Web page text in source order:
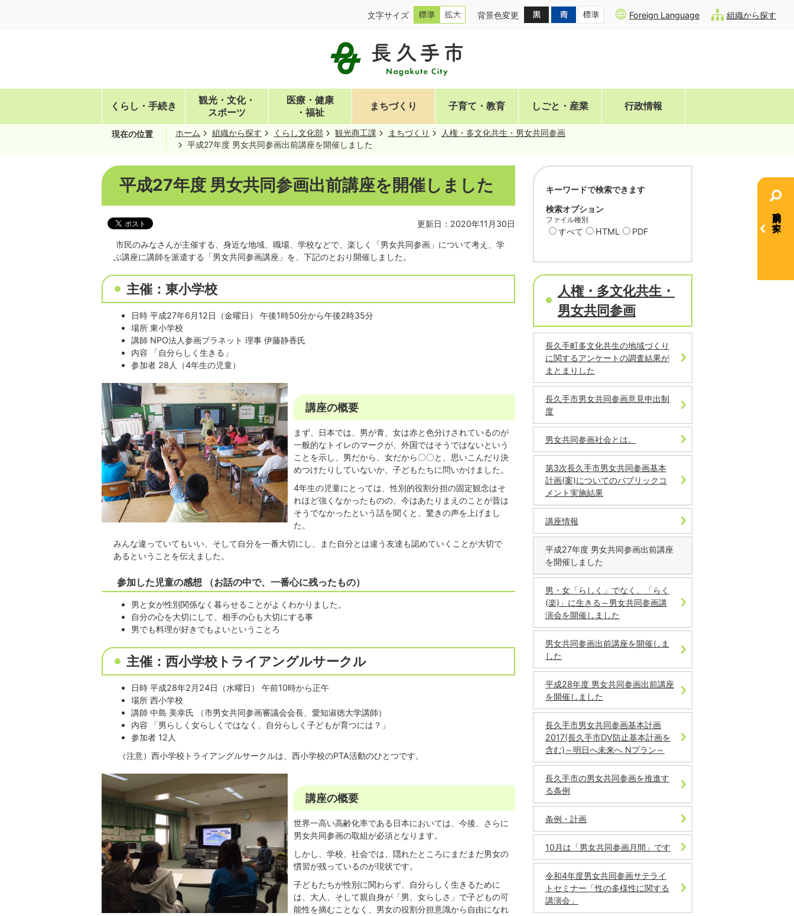
文字サイズ 背景色変更 Foreign Language 組織から探す
くらし・手続き
観光・文化・
スポーツ
医療・健康
・福祉
まちづくり 子育て・教育 しごと・産業 行政情報
目的別で探す
現在の位置 ホーム 組織から探す くらし文化部 観光商工課 まちづくり
人権・多文化共生・男女共同参画
平成27年度 男女共同参画出前講座を開催しました
平成27年度 男女共同参画出前講座を開催しました
更新日：2020年11月30日
市民のみなさんが主催する、身近な地域、職場、学校などで、楽しく「男女共同参画」について考え、学
ぶ講座に講師を派遣する「男女共同参画講座」を、下記のとおり開催しました。
主催：東小学校
日時 平成27年6月12日（金曜日） 午後1時50分から午後2時35分
場所 東小学校
講師 NPO法人参画プラネット 理事 伊藤静香氏
内容 「自分らしく生きる」
参加者 28人（4年生の児童）
講座の概要
まず、日本では、男が青、女は赤と色分けされているのが
一般的なトイレのマークが、外国ではそうではないという
ことを示し、男だから、女だから〇〇と、思いこんだり決
めつけたりしていないか、子どもたちに問いかけました。
4年生の児童にとっては、性別的役割分担の固定観念はそ
れほど強くなかったものの、今はあたりまえのことが昔は
そうでなかったという話を聞くと、驚きの声を上げまし
た。
みんな違っていてもいい、そして自分を一番大切にし、また自分とは違う友達も認めていくことが大切で
あるということを伝えました。
参加した児童の感想 （お話の中で、一番心に残ったもの）
男と女が性別関係なく暮らせることがよくわかりました。
自分の心を大切にして、相手の心も大切にする事
男でも料理が好きでもよいということろ
主催：西小学校トライアングルサークル
日時 平成28年2月24日（水曜日） 午前10時から正午
場所 西小学校
講師 中島 美幸氏 （市男女共同参画審議会会長、愛知淑徳大学講師）
内容 「男らしく女らしくではなく、自分らしく子どもが育つには？」
参加者 12人
（注意）西小学校トライアングルサークルは、西小学校のPTA活動のひとつです。
講座の概要
世界一高い高齢化率である日本においては、今後、さらに
男女共同参画の取組が必須となります。
しかし、学校、社会では、隠れたところにまだまだ男女の
慣習が残っているのが現状です。
子どもたちが性別に関わらず、自分らしく生きるために
は、大人、そして親自身が「男、女らしさ」で子どもの可
能性を摘むことなく、男女の役割分担意識から自由になれ
キーワードで検索できます
検索オプション
ファイル種別
すべて HTML PDF
人権・多文化共生・
男女共同参画
長久手町多文化共生の地域づくり
に関するアンケートの調査結果が
まとまりした
長久手市男女共同参画意見申出制
度
男女共同参画社会とは。
第3次長久手市男女共同参画基本
計画(案)についてのパブリックコ
メント実施結果
講座情報
平成27年度 男女共同参画出前講座
を開催しました
男・女「らしく」でなく、「らく
(楽)」に生きる～男女共同参画講
演会を開催しました
男女共同参画出前講座を開催しま
した
平成28年度 男女共同参画出前講座
を開催しました
長久手市男女共同参画基本計画
2017(長久手市DV防止基本計画を
含む)～明日へ未来へ Nプラン～
長久手市の男女共同参画を推進す
る条例
条例・計画
10月は「男女共同参画月間」です
令和4年度男女共同参画サテライ
トセミナー「性の多様性に関する
講演会」